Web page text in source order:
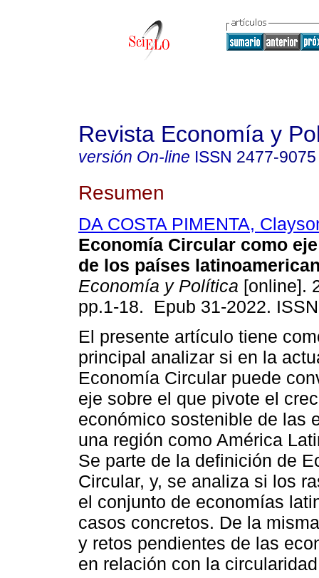
Revista Economía y
versión On-line ISSN 2477-9075
Resumen
DA COSTA PIMENTA,
Economía Circular como
de los países
Economía y Política [online].
pp.1-18. Epub 31-2022.
El presente artículo tiene
principal analizar si en la
Economía Circular puede
eje sobre el que pivote el
económico sostenible de las
una región como América
Se parte de la definición de
Circular, y, se analiza si los
el conjunto de economías
casos concretos. De la
y retos pendientes de las
en relación con la